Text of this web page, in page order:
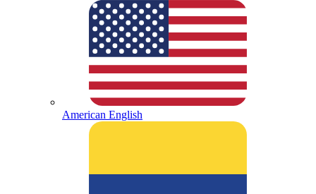
American English